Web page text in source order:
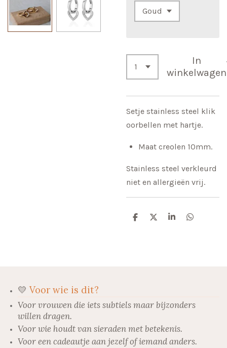
In
winkelwagen
Setje stainless steel klik
oorbellen met hartje.
Maat creolen 10mm.
Stainless steel verkleurd
niet en allergieën vrij.
D
D
S
D
💛 Voor wie is dit?
Voor vrouwen die iets subtiels maar bijzonders
willen dragen.
Voor wie houdt van sieraden met betekenis.
Voor een cadeautje aan jezelf of iemand anders.